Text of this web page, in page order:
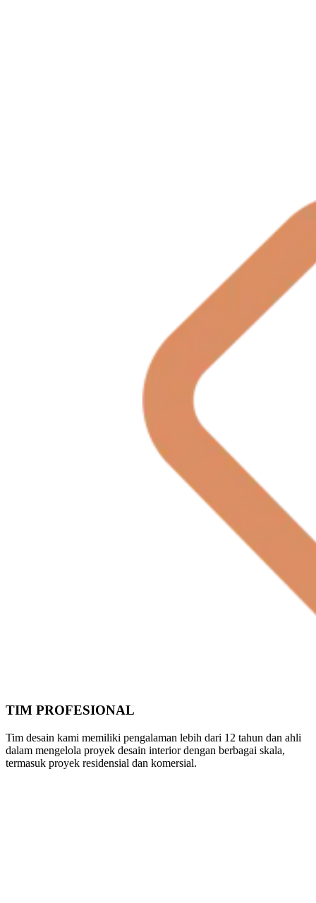
TIM PROFESIONAL
Tim desain kami memiliki pengalaman lebih dari 12 tahun dan ahli
dalam mengelola proyek desain interior dengan berbagai skala,
termasuk proyek residensial dan komersial.